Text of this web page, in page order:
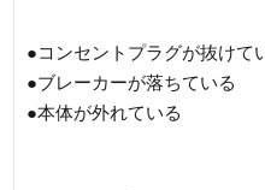
●コンセントプラグが抜けて
●ブレーカーが落ちている
●本体が外れている